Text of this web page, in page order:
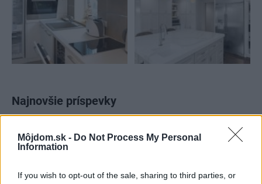
Môjdom.sk - Do Not Process My Personal
Information
If you wish to opt-out of the sale, sharing to third parties, or
Najnovšie príspevky
Re: Takto sa rieši málo úložného miesta. V tomto byte
stačil jeden prvok | Môjdom.sk